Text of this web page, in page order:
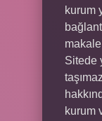
kurum
makale
Sitede
kurum